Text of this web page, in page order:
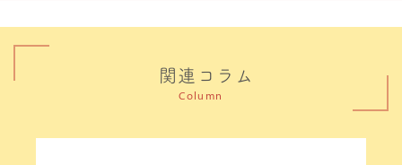
関連コラム
Column